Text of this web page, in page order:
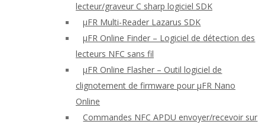
lecteur/graveur C sharp logiciel SDK
μFR Multi-Reader Lazarus SDK
μFR Online Finder – Logiciel de détection des
lecteurs NFC sans fil
μFR Online Flasher – Outil logiciel de
clignotement de firmware pour μFR Nano
Online
Commandes NFC APDU envoyer/recevoir sur